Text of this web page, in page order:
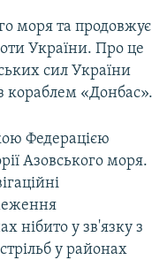
моря та продовжує
України. Про це
сил України
кораблем «Донбас».
Федерацією
Азовського моря.
нібито у зв'язку з
у районах